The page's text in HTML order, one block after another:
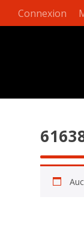
Connexion